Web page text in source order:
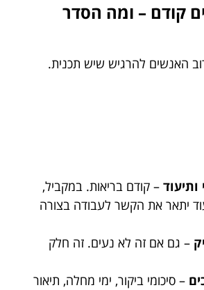
קודם – ומה הסדר
האנשים להרגיש שיש תכנית.
ותיעוד – קודם בריאות. במקביל,
יתאר את הקשר לעבודה בצורה
– גם אם זה לא נעים. זה חלק
– סיכומי ביקור, ימי מחלה, תיאור